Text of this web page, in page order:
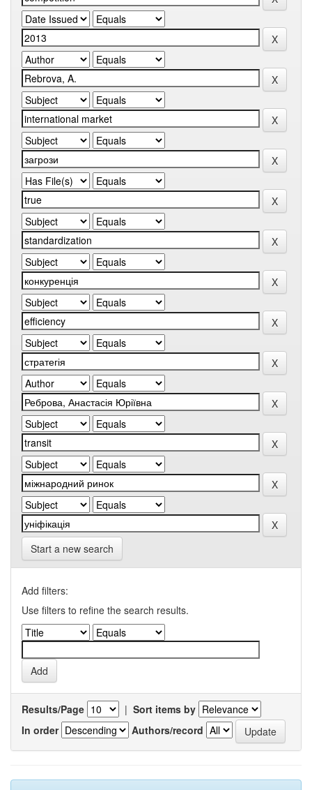
Start a new search
Add filters:
Use filters to refine the search results.
Results/Page | Sort items by
In order
Authors/record